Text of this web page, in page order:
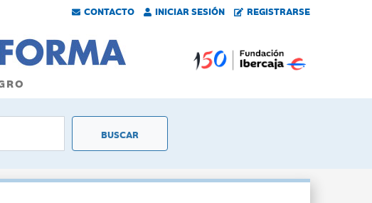
CONTACTO INICIAR SESIÓN REGISTRARSE